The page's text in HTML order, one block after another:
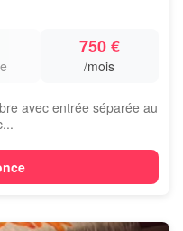
750 €
/mois
avec entrée séparée au